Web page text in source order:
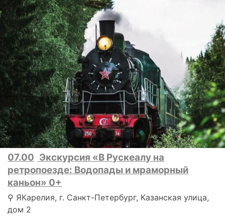
07.00 Экскурсия «В Рускеалу на
ретропоезде: Водопады и мраморный
каньон» 0+
⚲ ЯКарелия, г. Санкт-Петербург, Казанская улица,
дом 2